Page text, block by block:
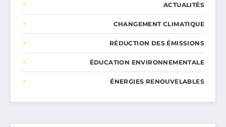
ACTUALITÉS
CHANGEMENT CLIMATIQUE
RÉDUCTION DES ÉMISSIONS
ÉDUCATION ENVIRONNEMENTALE
ÉNERGIES RENOUVELABLES